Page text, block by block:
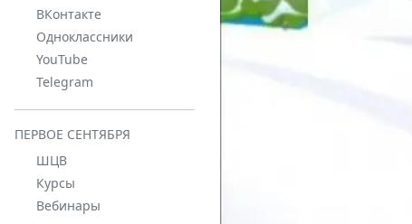
ВКонтакте
Одноклассники
YouTube
Telegram
ПЕРВОЕ СЕНТЯБРЯ
ШЦВ
Курсы
Вебинары